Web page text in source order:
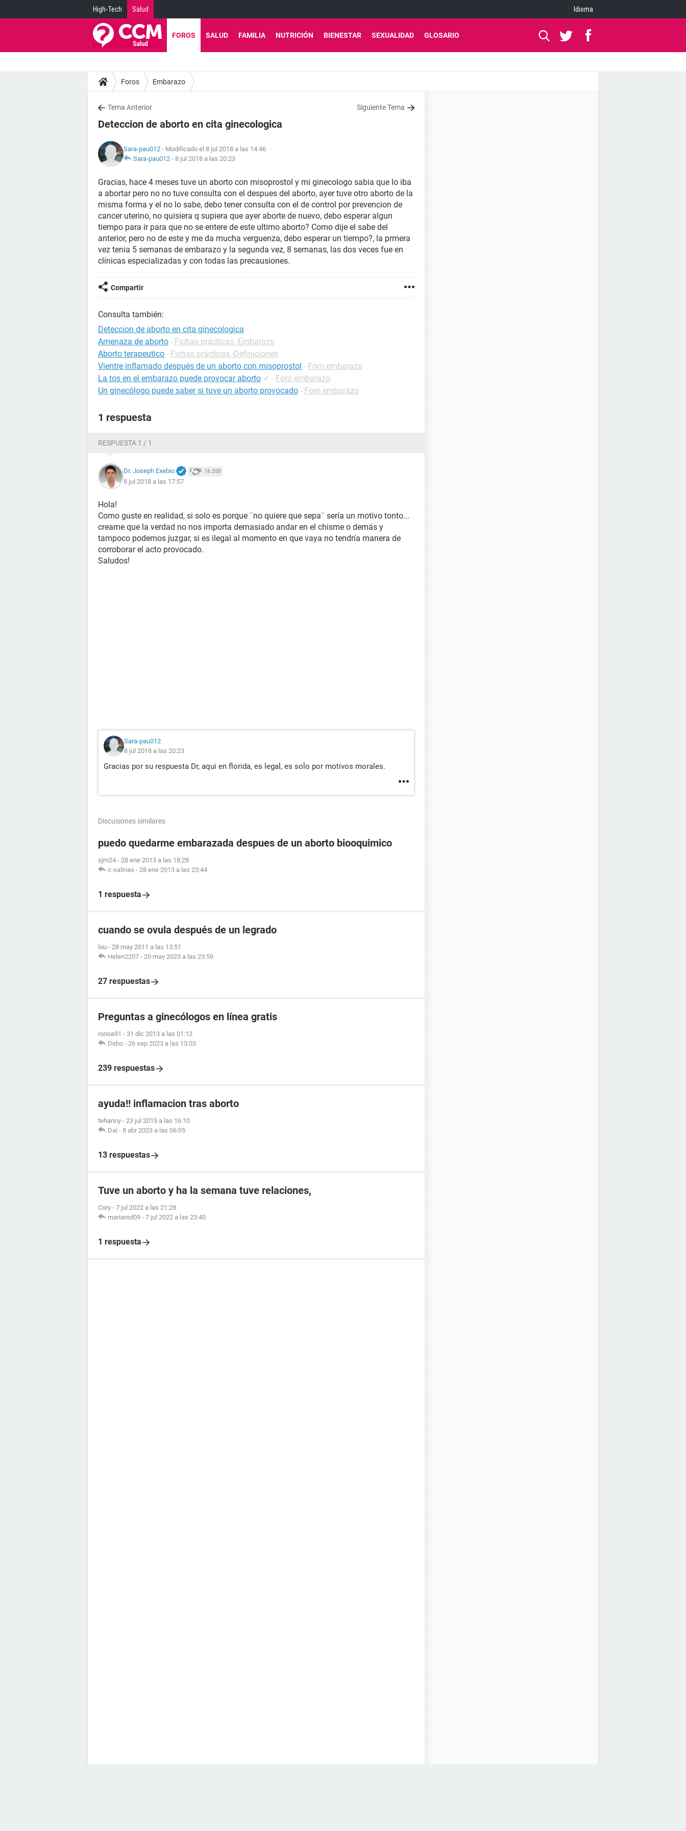
High-Tech Salud Idioma
FOROS SALUD FAMILIA NUTRICIÓN BIENESTAR SEXUALIDAD GLOSARIO
Foros Embarazo
Tema Anterior Siguiente Tema
Deteccion de aborto en cita ginecologica
Sara-pau012 - Modificado el 8 jul 2018 a las 14:46
Sara-pau012 - 8 jul 2018 a las 20:23
Gracias, hace 4 meses tuve un aborto con misoprostol y mi ginecologo sabia que lo iba
a abortar pero no no tuve consulta con el despues del aborto, ayer tuve otro aborto de la
misma forma y el no lo sabe, debo tener consulta con el de control por prevencion de
cancer uterino, no quisiera q supiera que ayer aborte de nuevo, debo esperar algun
tiempo para ir para que no se entere de este ultimo aborto? Como dije el sabe del
anterior, pero no de este y me da mucha verguenza, debo esperar un tiempo?, la prmera
vez tenia 5 semanas de embarazo y la segunda vez, 8 semanas, las dos veces fue en
clínicas especializadas y con todas las precausiones.
Compartir
Consulta también:
Deteccion de aborto en cita ginecologica
Amenaza de aborto - Fichas prácticas -Embarazo
Aborto terapeutico - Fichas prácticas -Definiciones
Vientre inflamado después de un aborto con misoprostol - Foro embarazo
La tos en el embarazo puede provocar aborto ✓ - Foro embarazo
Un ginecólogo puede saber si tuve un aborto provocado - Foro embarazo
1 respuesta
RESPUESTA 1 / 1
Dr. Joseph Exebio 16.358
8 jul 2018 a las 17:57
Hola!
Como guste en realidad, si solo es porque ¨no quiere que sepa¨ sería un motivo tonto...
creame que la verdad no nos importa demasiado andar en el chisme o demás y
tampoco podemos juzgar, si es ilegal al momento en que vaya no tendría manera de
corroborar el acto provocado.
Saludos!
Sara-pau012
8 jul 2018 a las 20:23
Gracias por su respuesta Dr, aqui en florida, es legal, es solo por motivos morales.
Discusiones similares
puedo quedarme embarazada despues de un aborto biooquimico
sjm24 - 28 ene 2013 a las 18:28
c-salinas - 28 ene 2013 a las 23:44
1 respuesta
cuando se ovula después de un legrado
lou - 28 may 2011 a las 13:51
Helen2207 - 20 may 2023 a las 23:59
27 respuestas
Preguntas a ginecólogos en línea gratis
ronoa91 - 31 dic 2013 a las 01:12
Debo - 26 sep 2023 a las 13:03
239 respuestas
ayuda!! inflamacion tras aborto
tehanny - 23 jul 2015 a las 16:10
Dai - 8 abr 2023 a las 06:05
13 respuestas
Tuve un aborto y ha la semana tuve relaciones,
Cory - 7 jul 2022 a las 21:28
mariarod09 - 7 jul 2022 a las 23:40
1 respuesta